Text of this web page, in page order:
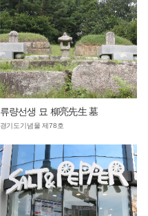
류량선생 묘 柳亮先生 墓
경기도기념물 제78호